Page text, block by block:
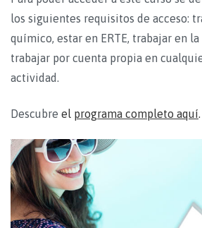
los siguientes requisitos de acceso:
químico, estar en ERTE, trabajar en
trabajar por cuenta propia en
actividad.
Descubre el programa completo aquí.